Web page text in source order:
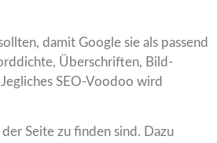
damit Google sie als passend
Überschriften, Bild-
SEO-Voodoo wird
Seite zu finden sind. Dazu